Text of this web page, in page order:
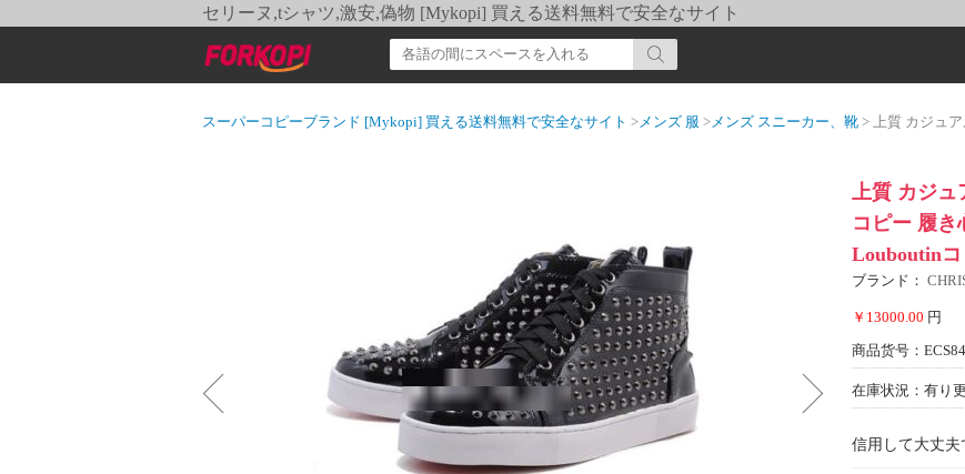
セリーヌ,tシャツ,激安,偽物 [Mykopi] 買える送料無料で安全なサイト
スーパーコピーブランド [Mykopi] 買える送料無料で安全なサイト >メンズ 服 >メンズ スニーカー、靴 > 上質 カジュアルシューズ
上質 カジュ
コピー 履き
Louboutin
ブランド：
￥13000.00 円
商品货号：
在庫状況：有り
信用して大丈夫